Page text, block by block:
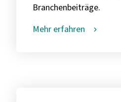
Branchenbeiträge.
Mehr erfahren